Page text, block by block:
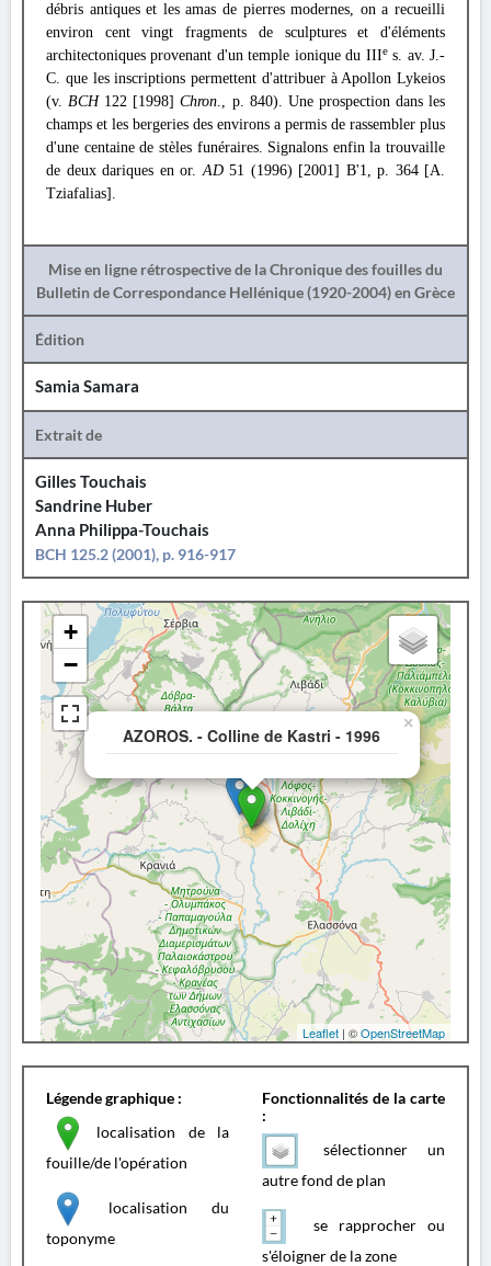
débris antiques et les amas de pierres modernes, on a recueilli
environ cent vingt fragments de sculptures et d'éléments
architectoniques provenant d'un temple ionique du IIIes. av. J.-
C. que les inscriptions permettent d'attribuer à Apollon Lykeios
(v.BCH122 [1998]Chron., p. 840). Une prospection dans les
champs et les bergeries des environs a permis de rassembler plus
d'une centaine de stèles funéraires. Signalons enfin la trouvaille
de deux dariques en or.AD51 (1996) [2001] Β'1, p. 364 [A.
Tziafalias].
Mise en ligne rétrospective de la Chronique des fouilles du
Bulletin de Correspondance Hellénique (1920-2004) en Grèce
Édition
Samia Samara
Extrait de
Gilles Touchais
Sandrine Huber
Anna Philippa-Touchais
BCH 125.2 (2001), p. 916-917
AZOROS. - Colline de Kastri - 1996
×
+
−
Leaflet | ©OpenStreetMap
Légende graphique :
localisation de la
fouille/de l'opération
localisation du
toponyme
Fonctionnalités de la carte
:
sélectionner un
autre fond de plan
se rapprocher ou
s'éloigner de la zone